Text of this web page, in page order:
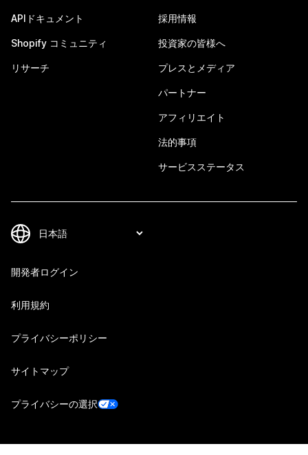
APIドキュメント
Shopify コミュニティ
リサーチ
採用情報
投資家の皆様へ
プレスとメディア
パートナー
アフィリエイト
法的事項
サービスステータス
開発者ログイン
利用規約
プライバシーポリシー
サイトマップ
プライバシーの選択